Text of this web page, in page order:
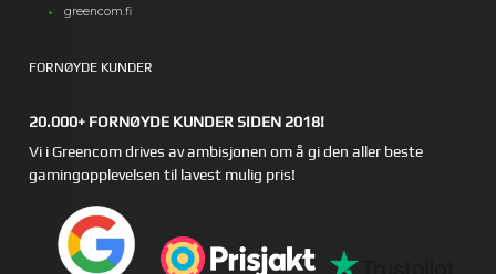
greencom.fi
FORNØYDE KUNDER
20.000+ FORNØYDE KUNDER SIDEN 2018!
Vi i Greencom drives av ambisjonen om å gi den aller beste
gamingopplevelsen til lavest mulig pris!